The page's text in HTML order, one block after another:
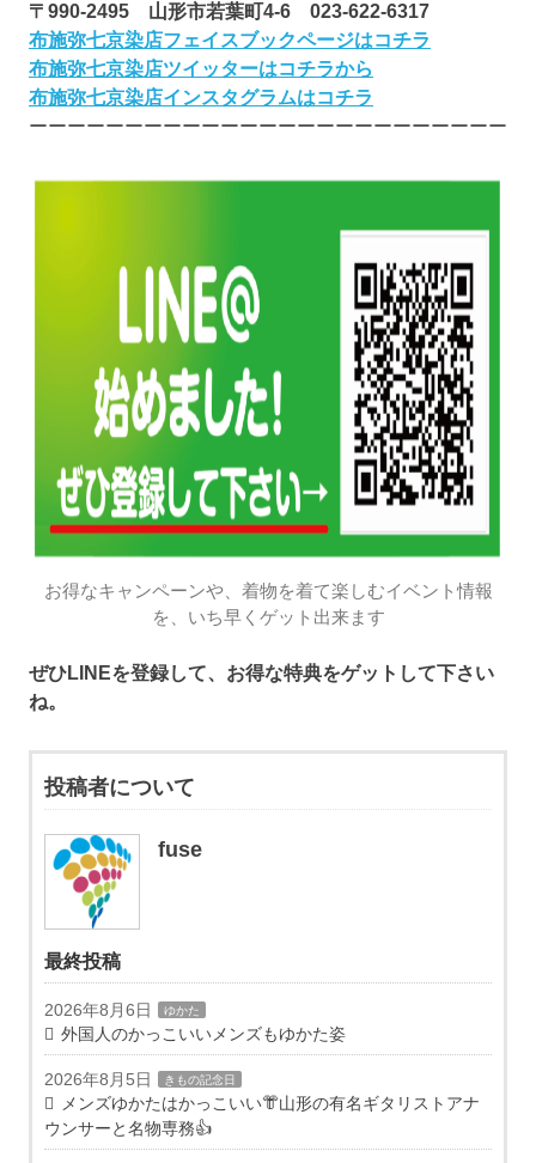
〒990-2495 山形市若葉町4-6 023-622-6317
布施弥七京染店フェイスブックページはコチラ
布施弥七京染店ツイッターはコチラから
布施弥七京染店インスタグラムはコチラ
ーーーーーーーーーーーーーーーーーーーーーーーーー
お得なキャンペーンや、着物を着て楽しむイベント情報
を、いち早くゲット出来ます
ぜひLINEを登録して、お得な特典をゲットして下さい
ね。
投稿者について
fuse
最終投稿
2026年8月6日 ゆかた
外国人のかっこいいメンズもゆかた姿
2026年8月5日 きもの記念日
メンズゆかたはかっこいい👘山形の有名ギタリストアナ
ウンサーと名物専務👍